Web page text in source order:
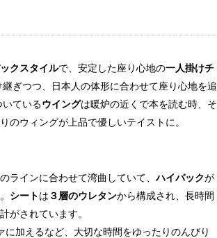
クスタイルで、安定した座り心地の一人掛けチ
ぎつつ、日本人の体形に合わせて座り心地を追
ているウイングは暖炉の近くで本を読む時、そ
のウィングが上品で優しいテイストに。
ラインに合わせて湾曲していて、ハイバックが
シートは ３層のウレタンから構成され、長時間
がされています。
加えるなど、大切な時間をゆったりのんびり